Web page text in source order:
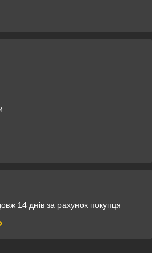
14 днів за рахунок покупця